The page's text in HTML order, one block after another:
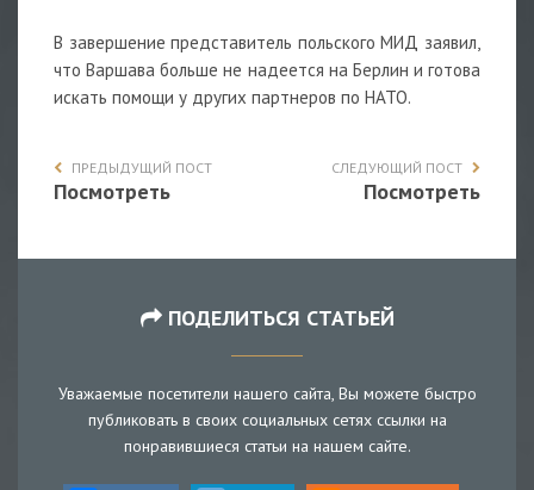
В завершение представитель польского МИД заявил,
что Варшава больше не надеется на Берлин и готова
искать помощи у других партнеров по НАТО.
ПРЕДЫДУЩИЙ ПОСТ
Посмотреть
СЛЕДУЮЩИЙ ПОСТ
Посмотреть
ПОДЕЛИТЬСЯ СТАТЬЕЙ
Уважаемые посетители нашего сайта, Вы можете быстро
публиковать в своих социальных сетях ссылки на
понравившиеся статьи на нашем сайте.